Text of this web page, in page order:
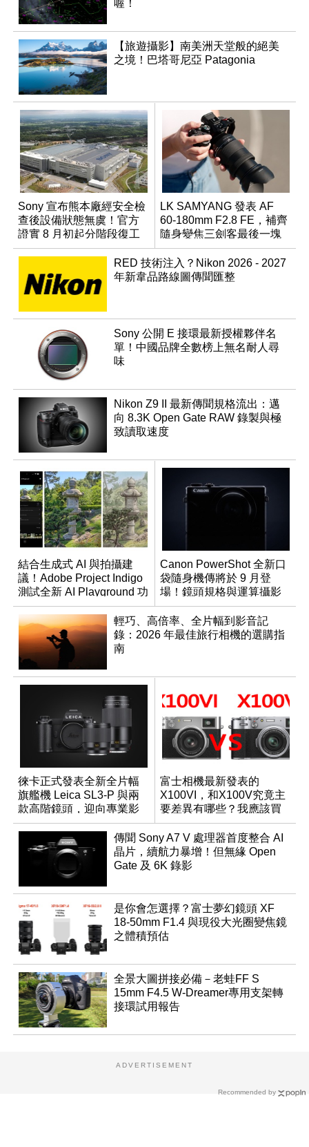
喔！
【旅遊攝影】南美洲天堂般的絕美
之境！巴塔哥尼亞 Patagonia
Sony 宣布熊本廠經安全檢
查後設備狀態無虞！官方
證實 8 月初起分階段復工
LK SAMYANG 發表 AF
60-180mm F2.8 FE，補齊
隨身變焦三劍客最後一塊
拼圖
RED 技術注入？Nikon 2026 - 2027
年新韋品路線圖傳聞匯整
Sony 公開 E 接環最新授權夥伴名
單！中國品牌全數榜上無名耐人尋
味
Nikon Z9 II 最新傳聞規格流出：邁
向 8.3K Open Gate RAW 錄製與極
致讀取速度
結合生成式 AI 與拍攝建
議！Adobe Project Indigo
測試全新 AI Playground 功
能
Canon PowerShot 全新口
袋隨身機傳將於 9 月登
場！鏡頭規格與運算攝影
升級成為焦點
輕巧、高倍率、全片幅到影音記
錄：2026 年最佳旅行相機的選購指
南
徠卡正式發表全新全片幅
旗艦機 Leica SL3-P 與兩
款高階鏡頭，迎向專業影
音全方位演進
富士相機最新發表的
X100VI，和X100V究竟主
要差異有哪些？我應該買
哪一台？
傳聞 Sony A7 V 處理器首度整合 AI
晶片，續航力暴增！但無緣 Open
Gate 及 6K 錄影
是你會怎選擇？富士夢幻鏡頭 XF
18-50mm F1.4 與現役大光圈變焦鏡
之體積預估
全景大圖拼接必備－老蛙FF S
15mm F4.5 W-Dreamer專用支架轉
接環試用報告
Recommended by
ADVERTISEMENT